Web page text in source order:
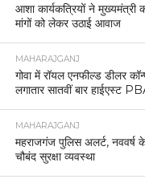
आशा कार्यकत्रियों ने मुख्यमंत्री
मांगों को लेकर उठाई आवाज
MAHARAJGANJ
गोवा में रॉयल एनफील्ड डीलर
लगातार सातवीं बार हाईएस्ट
MAHARAJGANJ
महराजगंज पुलिस अलर्ट, नववर्ष
चौबंद सुरक्षा व्यवस्था